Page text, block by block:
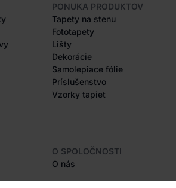
PONUKA PRODUKTOV
Tapety na stenu
Fototapety
Lišty
Dekorácie
Samolepiace fólie
Príslušenstvo
Vzorky tapiet
O SPOLOČNOSTI
O nás